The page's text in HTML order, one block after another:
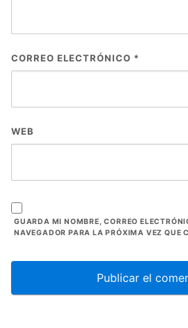
CORREO ELECTRÓNICO *
WEB
GUARDA MI NOMBRE, CORREO
NAVEGADOR PARA LA PRÓXIMA VEZ QUE